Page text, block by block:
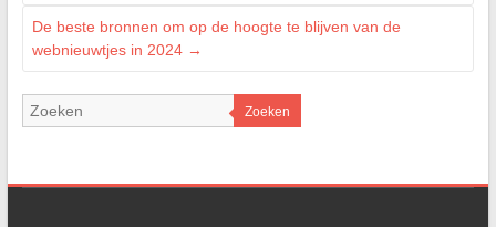
De beste bronnen om op de hoogte te blijven van de
webnieuwtjes in 2024 →
Zoeken